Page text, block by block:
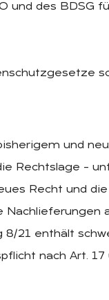
und des BDSG
und
Rechtslage –
Recht und
21 enthält
nach Art. 17